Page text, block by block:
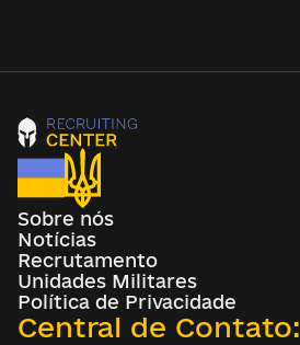
Sobre nós
Notícias
Recrutamento
Unidades Militares
Política de Privacidade
Central de Contato: